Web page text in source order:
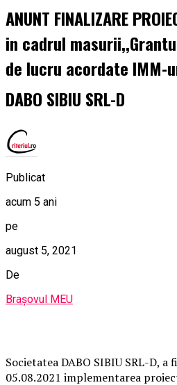
ANUNT FINALIZARE
in cadrul
de lucru acordate IMM-
DABO SIBIU SRL-D
Publicat
acum 5 ani
pe
august 5, 2021
De
Brașovul MEU
Societatea DABO SIBIU SRL-D, a
05.08.2021 implementarea